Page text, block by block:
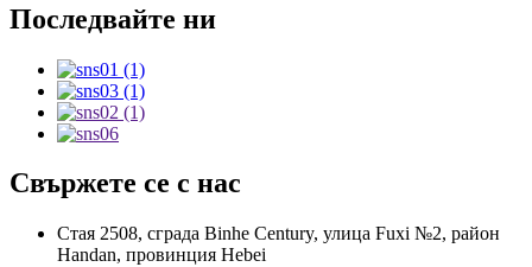
Последвайте ни
Свържете се с нас
Стая 2508, сграда Binhe Century, улица Fuxi №2, район
Handan, провинция Hebei